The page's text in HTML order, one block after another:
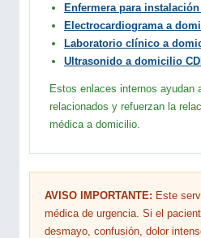
Enfermera para
Electrocardiograma a
Laboratorio clínico a
Ultrasonido a domicilio
Estos enlaces internos ayudan
relacionados y refuerzan la
médica a domicilio.
AVISO IMPORTANTE: Este
médica de urgencia. Si el
desmayo, confusión, dolor